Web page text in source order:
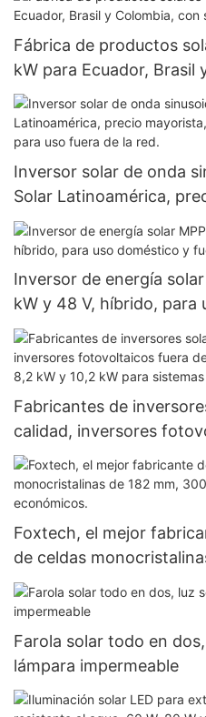
doble panel.
Fábrica de productos
kW para Ecuador, Brasil
fuera de red de 120 V.
Inversor solar de onda
Solar Latinoamérica,
kW, 48 V, 120/240 V,
Inversor de energía
kW y 48 V, híbrido, para
de la red, de litio.
Fabricantes de
calidad, inversores
inversores híbridos de
sistemas de energía
Foxtech, el mejor
de celdas
360 W y 400 W, a
Farola solar todo en
lámpara impermeable